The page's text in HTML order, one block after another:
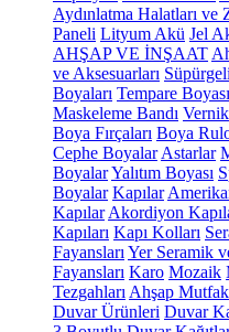
Aydınlatma Halatları ve
Paneli Lityum Akü Jel
AHŞAP VE İNŞAAT
ve Aksesuarları
Boyaları Tempare Boyası
Maskeleme Bandı Vernik
Boya Fırçaları Boya
Cephe Boyalar Astarlar
BoyalarYalıtım Boyası
Boyalar Kapılar
Kapılar Akordiyon
Kapıları Kapı Kolları
Fayansları Yer Seramik
Fayansları Karo Mozaik
Tezgahları Ahşap Mutfak
Duvar Ürünleri Duvar